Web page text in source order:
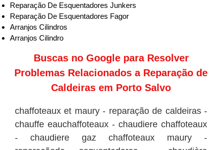
Reparação De Esquentadores Junkers
Reparação De Esquentadores Fagor
Arranjos Cilindros
Arranjos Cilindro
Buscas no Google para Resolver
Problemas Relacionados a Reparação de
Caldeiras em Porto Salvo
chaffoteaux et maury - reparação de caldeiras -
chauffe eauchaffoteaux - chaudiere chaffoteaux
- chaudiere gaz chaffoteaux maury -